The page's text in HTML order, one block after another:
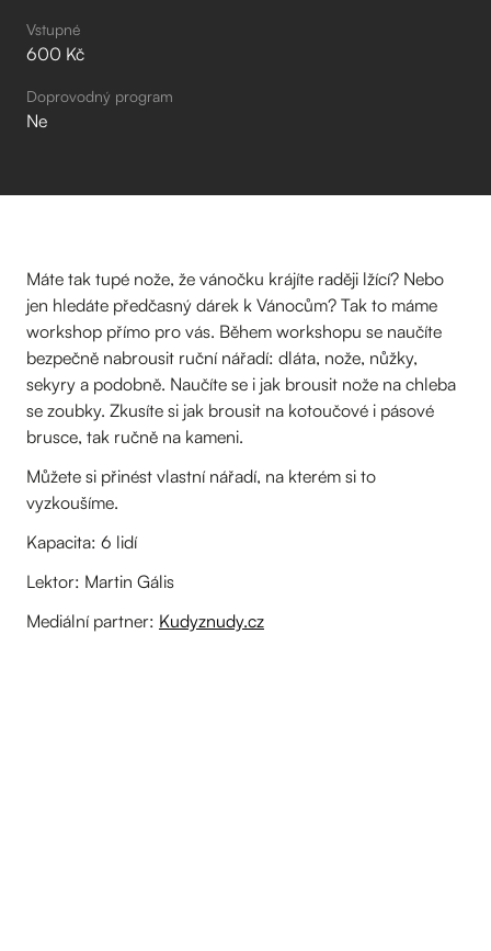
Vstupné
600 Kč
Doprovodný program
Ne
Máte tak tupé nože, že vánočku krájíte raději lžící? Nebo
jen hledáte předčasný dárek k Vánocům? Tak to máme
workshop přímo pro vás. Během workshopu se naučíte
bezpečně nabrousit ruční nářadí: dláta, nože, nůžky,
sekyry a podobně. Naučíte se i jak brousit nože na chleba
se zoubky. Zkusíte si jak brousit na kotoučové i pásové
brusce, tak ručně na kameni.
Můžete si přinést vlastní nářadí, na kterém si to
vyzkoušíme.
Kapacita: 6 lidí
Lektor: Martin Gális
Mediální partner: Kudyznudy.cz